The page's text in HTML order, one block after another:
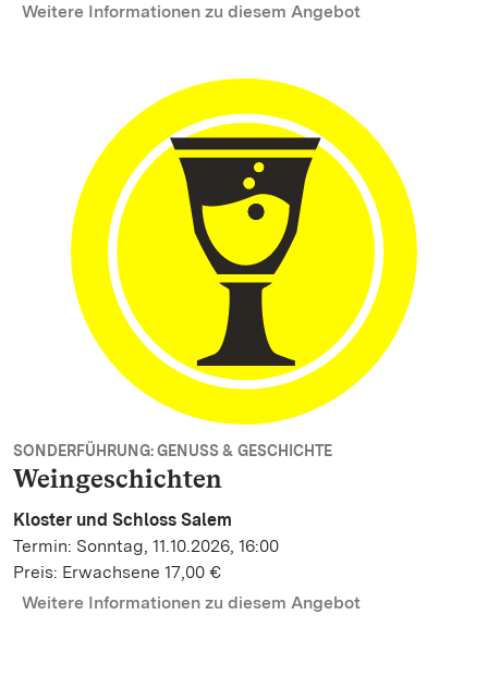
Weitere Informationen zu diesem Angebot
SONDERFÜHRUNG: GENUSS & GESCHICHTE
Weingeschichten
Kloster und Schloss Salem
Termin: Sonntag, 11.10.2026, 16:00
Preis: Erwachsene 17,00 €
Weitere Informationen zu diesem Angebot